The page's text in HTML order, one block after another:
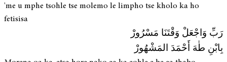
'me u mphe tsohle tse molemo le limpho tse kholo ka ho
fetisisa
رَبِّ وَاجْعَلْ وَقْتَنَا مَسْرُورْ
بِابْنِ طٰهَ أَحْمَدَ المَشْهُورْ